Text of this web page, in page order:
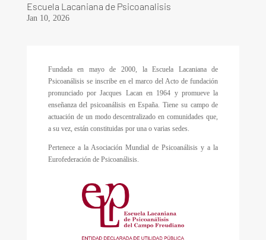
Escuela Lacaniana de Psicoanalisis
Jan 10, 2026
Fundada en mayo de 2000, la Escuela Lacaniana de
Psicoanálisis se inscribe en el marco del Acto de fundación
pronunciado por Jacques Lacan en 1964 y promueve la
enseñanza del psicoanálisis en España. Tiene su campo de
actuación de un modo descentralizado en comunidades que,
a su vez, están constituidas por una o varias sedes.
Pertenece a la Asociación Mundial de Psicoanálisis y a la
Eurofederación de Psicoanálisis.